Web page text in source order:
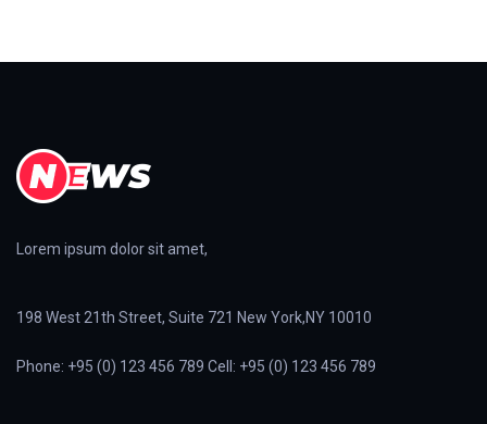
Lorem ipsum dolor sit amet,
198 West 21th Street, Suite 721 New York,NY 10010
Phone: +95 (0) 123 456 789 Cell: +95 (0) 123 456 789